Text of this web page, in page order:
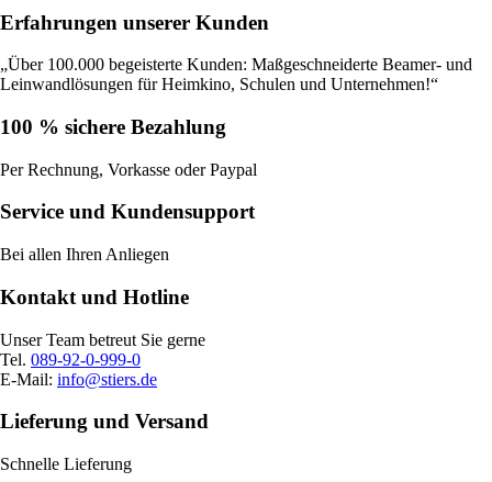
auf.
Optionen
können
der
Produktseite
werden
Erfahrungen unserer Kunden
„Über 100.000 begeisterte Kunden: Maßgeschneiderte Beamer- und
Leinwandlösungen für Heimkino, Schulen und Unternehmen!“
100 % sichere Bezahlung
Per Rechnung, Vorkasse oder Paypal
Service und Kundensupport
Bei allen Ihren Anliegen
Kontakt und Hotline
Unser Team betreut Sie gerne
Tel. 089-92-0-999-0
E-Mail: info@stiers.de
Lieferung und Versand
Schnelle Lieferung